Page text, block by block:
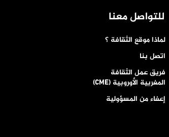
للتواصل معنا
لماذا موقع الثقافة ؟
اتصل بنا
فريق عمل الثقافة
المغربية الأوروبية (CME)
إعفاء من المسؤولية